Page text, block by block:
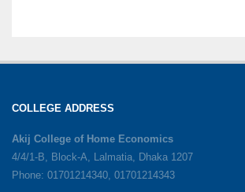
COLLEGE ADDRESS
Akij College of Home Economics
4/4/1-B, Block-A, Lalmatia, Dhaka 1207
Phone: 01701214340, 01701214343